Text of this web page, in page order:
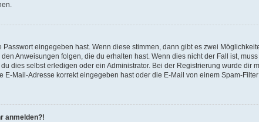
eingegeben hast. Wenn diese stimmen, dann gibt es zwei
Anweisungen folgen, die du erhalten hast. Wenn dies nicht der Fall ist,
dies selbst erledigen oder ein Administrator. Bei der Registrierung wurde dir
Mail-Adresse korrekt eingegeben hast oder die E-Mail von einem Spam-
anmelden?!